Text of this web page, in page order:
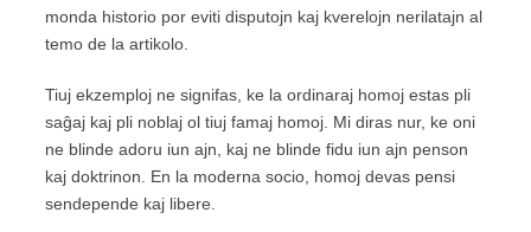
monda historio por eviti disputojn kaj kverelojn nerilatajn al
temo de la artikolo.
Tiuj ekzemploj ne signifas, ke la ordinaraj homoj estas pli
saĝaj kaj pli noblaj ol tiuj famaj homoj. Mi diras nur, ke oni
ne blinde adoru iun ajn, kaj ne blinde fidu iun ajn penson
kaj doktrinon. En la moderna socio, homoj devas pensi
sendepende kaj libere.